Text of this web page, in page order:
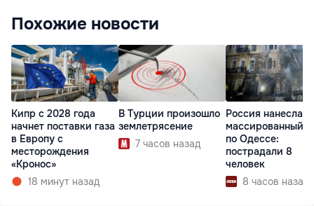
Похожие новости
Кипр с 2028 года
начнет поставки газа
в Европу с
месторождения
«Кронос»
18 минут назад
В Турции произошло
землетрясение
7 часов назад
Россия нанесла
массированный
по Одессе:
пострадали 8
человек
8 часов назад